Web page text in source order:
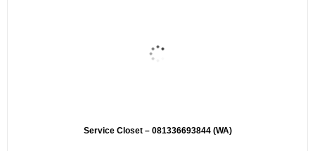
Service Closet – 081336693844 (WA)